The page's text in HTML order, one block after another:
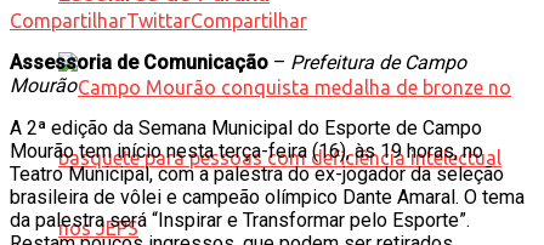
CompartilharTwittarCompartilhar
Assessoria de Comunicação – Prefeitura de Campo
Mourão
A 2ª edição da Semana Municipal do Esporte de Campo
Mourão tem início nesta terça-feira (16), às 19 horas, no
Teatro Municipal, com a palestra do ex-jogador da seleção
brasileira de vôlei e campeão olímpico Dante Amaral. O tema
da palestra será “Inspirar e Transformar pelo Esporte”.